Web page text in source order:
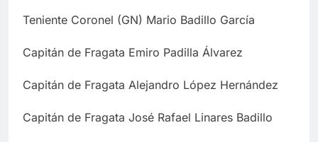
Teniente Coronel (GN) Mario Badillo García
Capitán de Fragata Emiro Padilla Álvarez
Capitán de Fragata Alejandro López Hernández
Capitán de Fragata José Rafael Linares Badillo